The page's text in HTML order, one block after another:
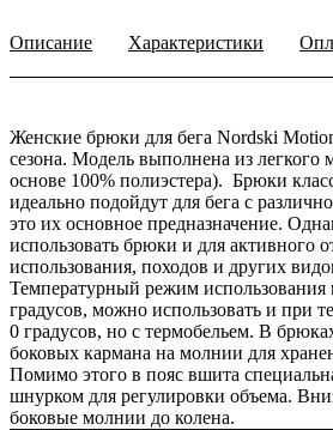
Описание Характеристики
Женские брюки для бега Nordski
сезона. Модель выполнена из легкого
основе 100% полиэстера). Брюки
идеально подойдут для бега с
это их основное предназначение.
использовать брюки и для активного
использования, походов и других
Температурный режим использования
градусов, можно использовать и при
0 градусов, но с термобельем. В
боковых кармана на молнии для
Помимо этого в пояс вшита
шнурком для регулировки объема.
боковые молнии до колена.